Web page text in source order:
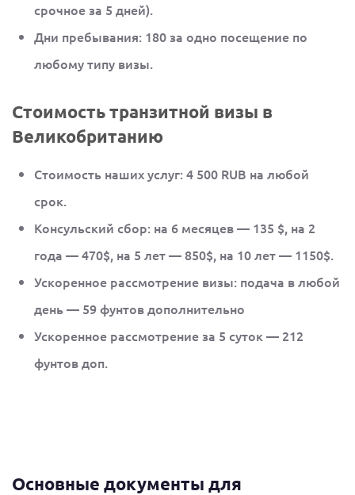
срочное за 5 дней).
Дни пребывания: 180 за одно посещение по
любому типу визы.
Стоимость транзитной визы в
Великобританию
Стоимость наших услуг: 4 500 RUB на любой
срок.
Консульский сбор: на 6 месяцев — 135 $, на 2
года — 470$, на 5 лет — 850$, на 10 лет — 1150$.
Ускоренное рассмотрение визы: подача в любой
день — 59 фунтов дополнительно
Ускоренное рассмотрение за 5 суток — 212
фунтов доп.
Основные документы для